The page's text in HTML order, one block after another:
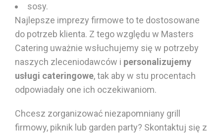
sosy.
Najlepsze imprezy firmowe to te dostosowane
do potrzeb klienta. Z tego względu w Masters
Catering uważnie wsłuchujemy się w potrzeby
naszych zleceniodawców i personalizujemy
usługi cateringowe, tak aby w stu procentach
odpowiadały one ich oczekiwaniom.
Chcesz zorganizować niezapomniany grill
firmowy, piknik lub garden party? Skontaktuj się z